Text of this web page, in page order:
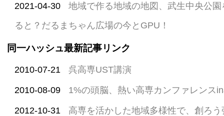
2021-04-30
地域で作る地域の地図、武生中央公
ると？だるまちゃん広場の今とGPU！
同一ハッシュ最新記事リンク
2010-07-21 呉高専UST講演
2010-08-09 1%の頭脳、熱い高専カンファレンス
2012-10-31 高専を活かした地域多様性で、創ろ